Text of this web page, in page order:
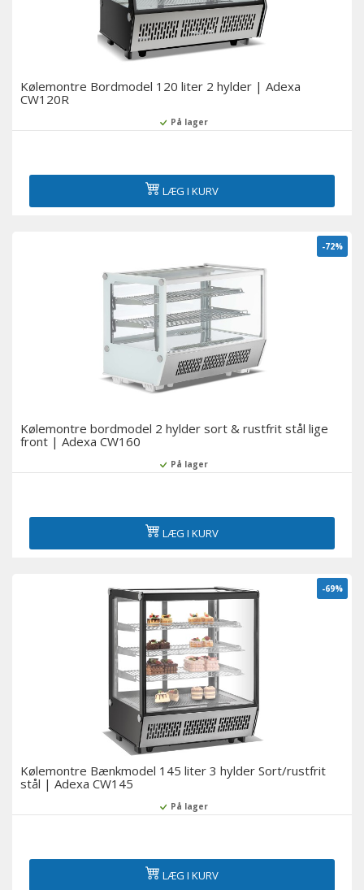
Kølemontre Bordmodel 120 liter 2 hylder | Adexa
CW120R
På lager
LÆG I KURV
-72%
Kølemontre bordmodel 2 hylder sort & rustfrit stål lige
front | Adexa CW160
På lager
LÆG I KURV
-69%
Kølemontre Bænkmodel 145 liter 3 hylder Sort/rustfrit
stål | Adexa CW145
På lager
LÆG I KURV